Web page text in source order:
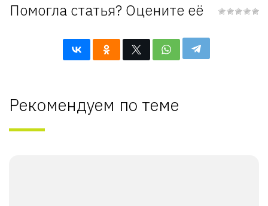
Помогла статья? Оцените её
Рекомендуем по теме